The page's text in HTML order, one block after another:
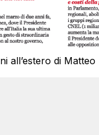
all’estero di